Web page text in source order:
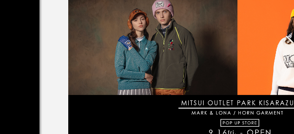
2026.07.15
アンバサダー
木村拓哉さん2026CM秋冬着用モデル
第1弾